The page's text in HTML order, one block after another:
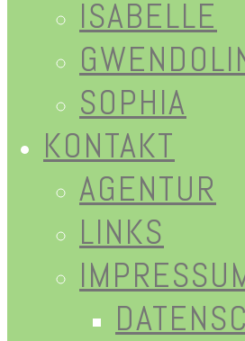
ISABELLE
SOPHIA
KONTAKT
AGENTUR
LINKS